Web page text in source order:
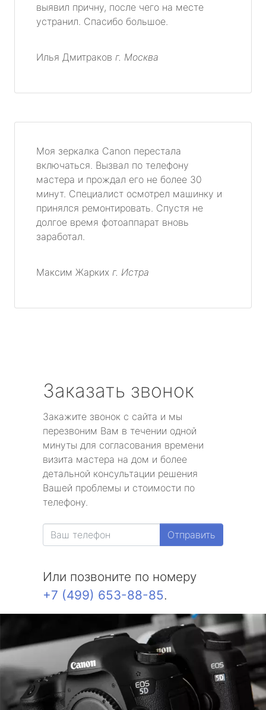
выявил причну, после чего на месте
устранил. Спасибо большое.
Илья Дмитраков г. Москва
Моя зеркалка Canon перестала
включаться. Вызвал по телефону
мастера и прождал его не более 30
минут. Специалист осмотрел машинку и
принялся ремонтировать. Спустя не
долгое время фотоаппарат вновь
заработал.
Максим Жарких г. Истра
Заказать звонок
Закажите звонок с сайта и мы
перезвоним Вам в течении одной
минуты для согласования времени
визита мастера на дом и более
детальной консультации решения
Вашей проблемы и стоимости по
телефону.
Отправить
Или позвоните по номеру
+7 (499) 653-88-85.